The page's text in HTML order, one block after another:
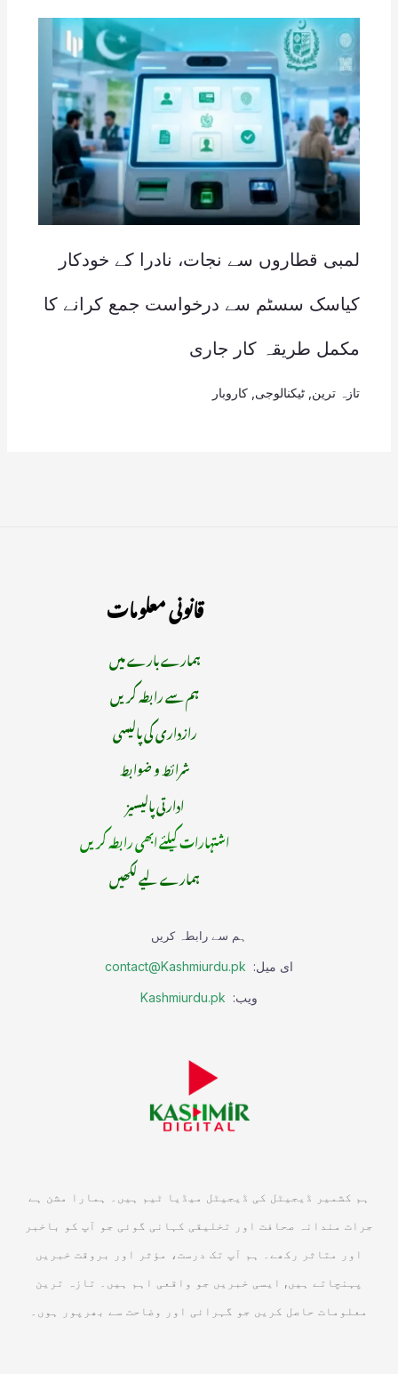
لمبی قطاروں سے نجات، نادرا کے خودکار
کیاسک سسٹم سے درخواست جمع کرانے کا
مکمل طریقہ کار جاری
تازہ ترین ٹیکنالوجی کاروبار
قانونی معلومات
ہمارے بارے میں
ہم سے رابطہ کریں
رازداری کی پالیسی
شرائط و ضوابط
ادارتی پالیسیز
اشتہارات کیلئے ابھی رابطہ کریں
ہمارے لیے لکھیں
ہم سے رابطہ کریں
ای میل: contact@Kashmiurdu.pk
ویب: Kashmiurdu.pk
ہم کشمیر ڈیجیٹل کی ڈیجیٹل میڈیا ٹیم ہیں۔ ہمارا مشن ہے
جرات مندانہ صحافت اور تخلیقی کہانی گوئی جو آپ کو باخبر
اور متاثر رکھے۔ ہم آپ تک درست، مؤثر اور بروقت خبریں
پہنچاتے ہیں, ایسی خبریں جو واقعی اہم ہیں۔ تازہ ترین
معلومات حاصل کریں جو گہرائی اور وضاحت سے بھرپور ہوں۔